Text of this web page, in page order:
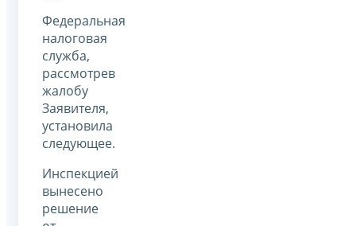
Федеральная
налоговая
служба,
рассмотрев
жалобу
Заявителя,
установила
следующее.
Инспекцией
вынесено
решение